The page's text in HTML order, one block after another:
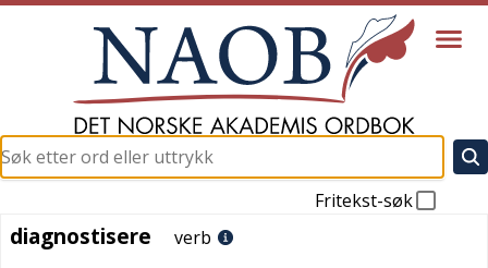
Fritekst-søk
diagnostisere
diagnostisere verb